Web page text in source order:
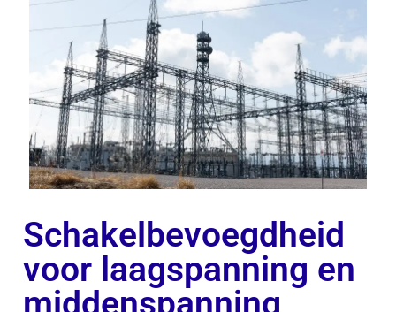
Schakelbevoegdheid
voor laagspanning en